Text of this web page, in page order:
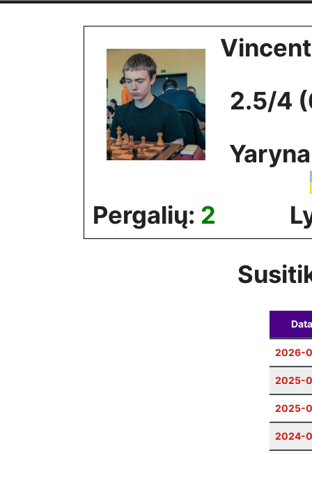
2.5/4
Pergalių: 2
Data
2026-
2025-
2025-
2024-